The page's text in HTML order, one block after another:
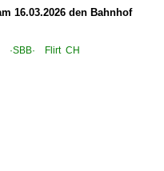
16.03.2026 den Bahnhof
·SBB· Flirt CH